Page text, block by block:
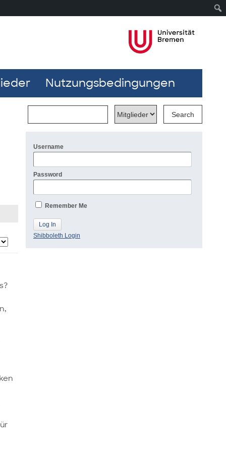
Nutzungsbedingungen
Username
Password
Remember Me
Shibboleth Login